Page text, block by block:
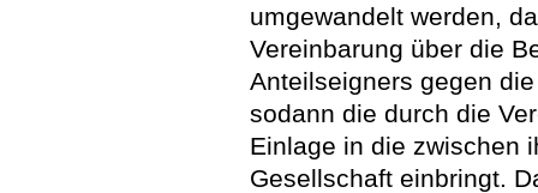
umgewandelt werden,
Vereinbarung über die
Anteilseigners gegen
sodann die durch die
Einlage in die zwischen
Gesellschaft einbringt.